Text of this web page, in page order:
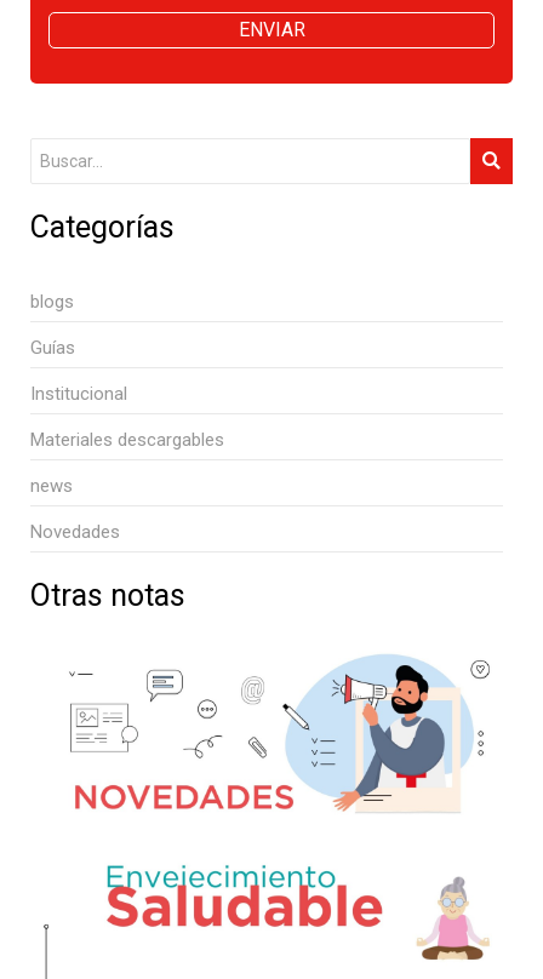
ENVIAR
Categorías
blogs
Guías
Institucional
Materiales descargables
news
Novedades
Otras notas